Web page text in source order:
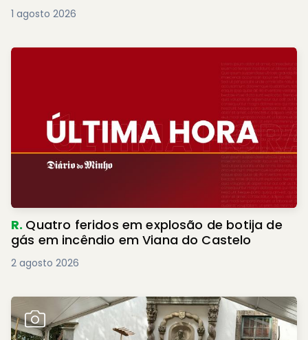
1 agosto 2026
R. Quatro feridos em explosão de botija de
gás em incêndio em Viana do Castelo
2 agosto 2026